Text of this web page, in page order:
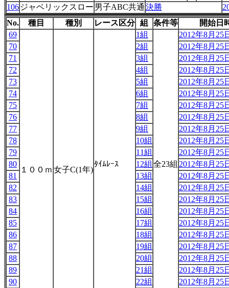
106 ジャベリックスロー 男子ABC共通 決勝
No.
種目 種別 レース区分 組 条件等
開始日
69
１００ｍ 女子C(1年)
ﾀｲﾑﾚｰｽ
1組
全23組
2012年8月25
70
2組
2012年8月25
71
3組
2012年8月25
72
4組
2012年8月25
73
5組
2012年8月25
74
6組
2012年8月25
75
7組
2012年8月25
76
8組
2012年8月25
77
9組
2012年8月25
78
10組
2012年8月25
79
11組
2012年8月25
80
12組
2012年8月25
81
13組
2012年8月25
82
14組
2012年8月25
83
15組
2012年8月25
84
16組
2012年8月25
85
17組
2012年8月25
86
18組
2012年8月25
87
19組
2012年8月25
88
20組
2012年8月25
89
21組
2012年8月25
90
22組
2012年8月25